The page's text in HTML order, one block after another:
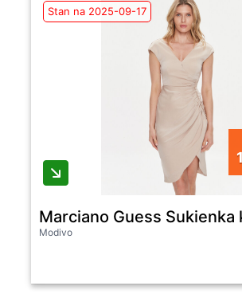
Stan na 2025-09-17
Marciano Guess
Modivo